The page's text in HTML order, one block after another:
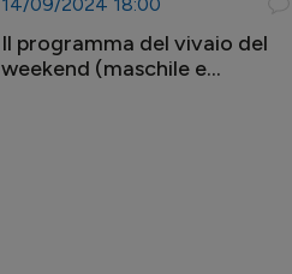
Il programma del vivaio del
weekend (maschile e